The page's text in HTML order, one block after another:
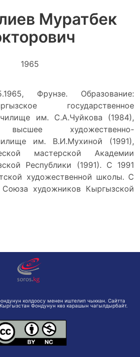
Муратбек
1965
Фрунзе. Образование:
государственное
им. С.А.Чуйкова (1984),
высшее художественно-
им. В.И.Мухиной (1991),
мастерской Академии
Республики (1991). С 1991
художественной школы. С
художников Кыргызской
колдоосу менен иштелип чыккан. Сайтта
Фондунун көз карашын чагылдырбайт.